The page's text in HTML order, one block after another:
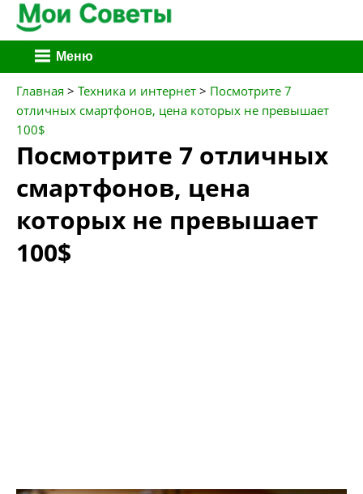
Перейти
к
содержимому
Меню
Главная > Техника и интернет > Посмотрите 7
отличных смартфонов, цена которых не превышает
100$
Посмотрите 7 отличных
смартфонов, цена
которых не превышает
100$